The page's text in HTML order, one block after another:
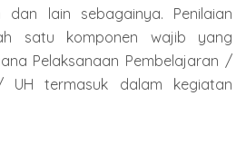
dan lain sebagainya. Penilaian
satu komponen wajib yang
Pelaksanaan Pembelajaran /
UH termasuk dalam kegiatan